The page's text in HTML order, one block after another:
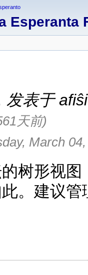
Esperanta
发表于
天前)
March
树形视
。建议